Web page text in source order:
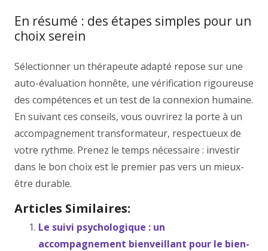
En résumé : des étapes simples pour un
choix serein
Sélectionner un thérapeute adapté repose sur une
auto-évaluation honnête, une vérification rigoureuse
des compétences et un test de la connexion humaine.
En suivant ces conseils, vous ouvrirez la porte à un
accompagnement transformateur, respectueux de
votre rythme. Prenez le temps nécessaire : investir
dans le bon choix est le premier pas vers un mieux-
être durable.
Articles Similaires:
Le suivi psychologique : un
accompagnement bienveillant pour le bien-